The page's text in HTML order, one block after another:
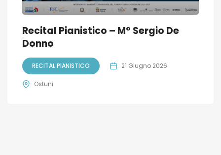
Recital Pianistico – M° Sergio De
Donno
RECITAL PIANISTICO 21 Giugno 2026
Ostuni